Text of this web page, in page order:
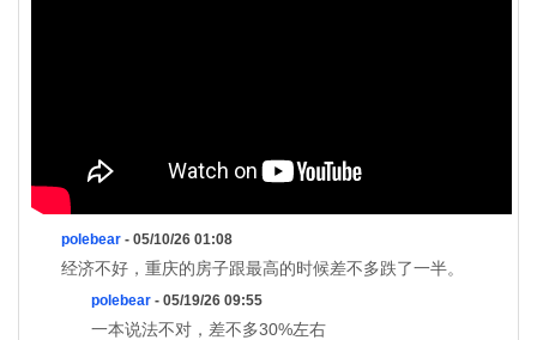
polebear - 05/10/26 01:08
经济不好，重庆的房子跟最高的时候差不多跌了一半。
polebear - 05/19/26 09:55
一本说法不对，差不多30%左右